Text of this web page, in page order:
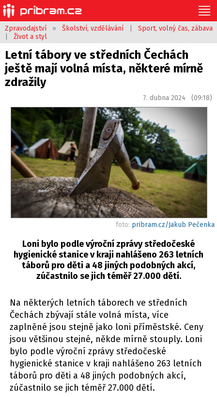
Zpravodajství » Školství, vzdělávání
Sport, volný čas, zábava
Život a styl
Letní tábory ve středních Čechách
ještě mají volná místa, některé mírně
zdražily
7. dubna 2024 (09:18)
foto: pribram.cz/Jakub Pečenka
Loni bylo podle výroční zprávy středočeské
hygienické stanice v kraji nahlášeno 263 letních
táborů pro děti a 48 jiných podobných akcí,
zúčastnilo se jich téměř 27.000 dětí.
Na některých letních táborech ve středních
Čechách zbývají stále volná místa, více
zaplněné jsou stejně jako loni příměstské. Ceny
jsou většinou stejné, někde mírně stouply. Loni
bylo podle výroční zprávy středočeské
hygienické stanice v kraji nahlášeno 263 letních
táborů pro děti a 48 jiných podobných akcí,
zúčastnilo se jich téměř 27.000 dětí.